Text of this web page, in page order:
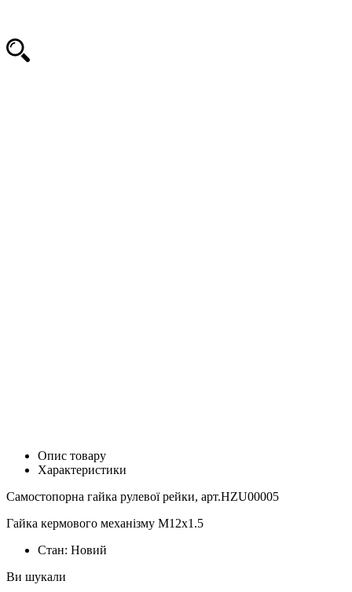
Опис товару
Характеристики
Самостопорна гайка рулевої рейки, арт.HZU00005
Гайка кермового механізму M12x1.5
Стан: Новий
Ви шукали